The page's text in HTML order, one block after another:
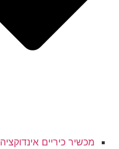
מכשיר כיריים אינדוקציה